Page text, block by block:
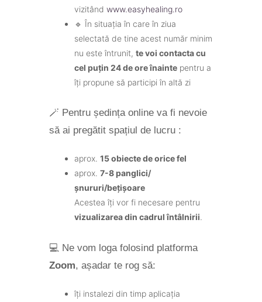
vizitând www.easyhealing.ro
🔹 În situația în care în ziua
selectată de tine acest număr minim
nu este întrunit, te voi contacta cu
cel puțin 24 de ore înaintepentru a
îți propune să participi în altă zi
🪄 Pentru ședința online va fi nevoie
să ai pregătit spațiul de lucru :
aprox. 15 obiecte de orice fel
aprox. 7-8 panglici/
șnururi/bețișoare
Acestea îți vor fi necesare pentru
vizualizarea din cadrul întâlnirii.
💻 Ne vom loga folosind platforma
Zoom, așadar te rog să:
îți instalezi din timp aplicația